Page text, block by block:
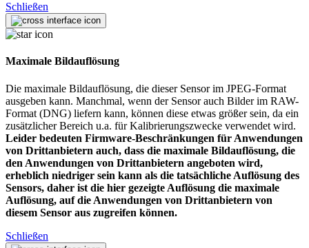
Schließen
Maximale Bildauflösung
Die maximale Bildauflösung, die dieser Sensor im JPEG-Format
ausgeben kann. Manchmal, wenn der Sensor auch Bilder im RAW-
Format (DNG) liefern kann, können diese etwas größer sein, da ein
zusätzlicher Bereich u.a. für Kalibrierungszwecke verwendet wird.
Leider bedeuten Firmware-Beschränkungen für Anwendungen
von Drittanbietern auch, dass die maximale Bildauflösung, die
den Anwendungen von Drittanbietern angeboten wird,
erheblich niedriger sein kann als die tatsächliche Auflösung des
Sensors, daher ist die hier gezeigte Auflösung die maximale
Auflösung, auf die Anwendungen von Drittanbietern von
diesem Sensor aus zugreifen können.
Schließen